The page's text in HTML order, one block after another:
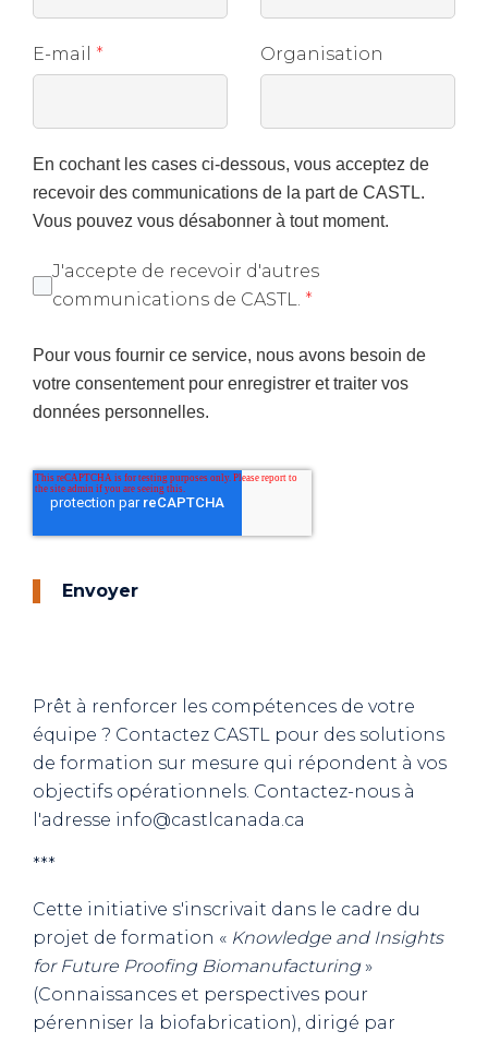
E-mail * Organisation
En cochant les cases ci-dessous, vous acceptez de
recevoir des communications de la part de CASTL.
Vous pouvez vous désabonner à tout moment.
J'accepte de recevoir d'autres
communications de CASTL. *
Pour vous fournir ce service, nous avons besoin de
votre consentement pour enregistrer et traiter vos
données personnelles.
Envoyer
Prêt à renforcer les compétences de votre
équipe ? Contactez CASTL pour des solutions
de formation sur mesure qui répondent à vos
objectifs opérationnels. Contactez-nous à
l'adresse info@castlcanada.ca
***
Cette initiative s'inscrivait dans le cadre du
projet de formation « Knowledge and Insights
for Future Proofing Biomanufacturing»
(Connaissances et perspectives pour
pérenniser la biofabrication), dirigé par